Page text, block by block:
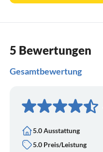
5 Bewertungen
Gesamtbewertung
5.0 Ausstattung
5.0 Preis/Leistung